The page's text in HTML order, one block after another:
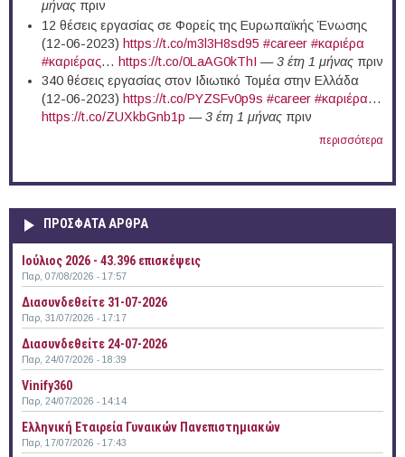
μήναςπριν
12 θέσεις εργασίας σε Φορείς της Ευρωπαϊκής Ένωσης
(12-06-2023) https://t.co/m3l3H8sd95 #career #καριέρα
#καριέρας… https://t.co/0LaAG0kThI —3 έτη 1 μήναςπριν
340 θέσεις εργασίας στον Ιδιωτικό Τομέα στην Ελλάδα
(12-06-2023) https://t.co/PYZSFv0p9s #career #καριέρα…
https://t.co/ZUXkbGnb1p —3 έτη 1 μήναςπριν
περισσότερα
ΠΡΟΣΦΑΤΑ ΑΡΘΡΑ
Ιούλιος 2026 - 43.396 επισκέψεις
Παρ, 07/08/2026 - 17:57
Διασυνδεθείτε 31-07-2026
Παρ, 31/07/2026 - 17:17
Διασυνδεθείτε 24-07-2026
Παρ, 24/07/2026 - 18:39
Vinify360
Παρ, 24/07/2026 - 14:14
Ελληνική Εταιρεία Γυναικών Πανεπιστημιακών
Παρ, 17/07/2026 - 17:43